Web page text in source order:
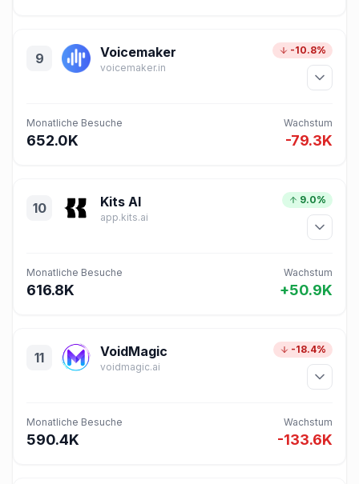
9 Voicemaker
voicemaker.in
-10.8%
Monatliche Besuche
652.0K
Wachstum
-79.3K
10 Kits AI
app.kits.ai
9.0%
Monatliche Besuche
616.8K
Wachstum
+50.9K
11 VoidMagic
voidmagic.ai
-18.4%
Monatliche Besuche
590.4K
Wachstum
-133.6K